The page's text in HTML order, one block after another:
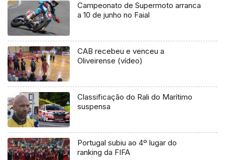
Campeonato de Supermoto arranca
a 10 de junho no Faial
CAB recebeu e venceu a
Oliveirense (vídeo)
Classificação do Rali do Marítimo
suspensa
Portugal subiu ao 4º lugar do
ranking da FIFA